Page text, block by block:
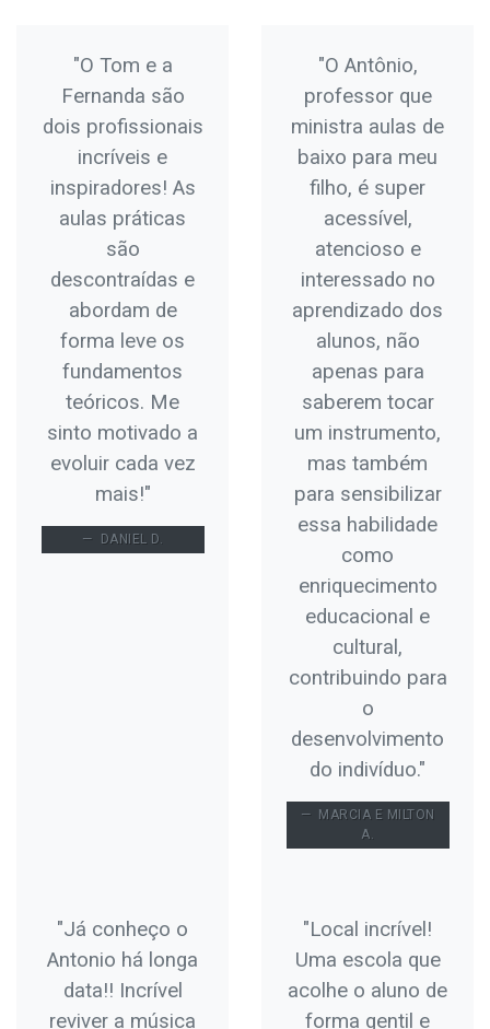
"O Tom e a
Fernanda são
dois profissionais
incríveis e
inspiradores! As
aulas práticas
são
descontraídas e
abordam de
forma leve os
fundamentos
teóricos. Me
sinto motivado a
evoluir cada vez
mais!"
DANIEL D.
"O Antônio,
professor que
ministra aulas de
baixo para meu
filho, é super
acessível,
atencioso e
interessado no
aprendizado dos
alunos, não
apenas para
saberem tocar
um instrumento,
mas também
para sensibilizar
essa habilidade
como
enriquecimento
educacional e
cultural,
contribuindo para
o
desenvolvimento
do indivíduo."
MARCIA E MILTON
A.
"Já conheço o
Antonio há longa
data!! Incrível
reviver a música
"Local incrível!
Uma escola que
acolhe o aluno de
forma gentil e